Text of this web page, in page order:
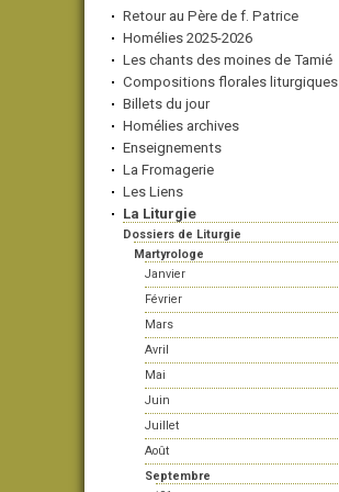
Retour au Père de f. Patrice
Homélies 2025-2026
Les chants des moines de Tamié
Compositions florales liturgiques
Billets du jour
Homélies archives
Enseignements
La Fromagerie
Les Liens
La Liturgie
Dossiers de Liturgie
Martyrologe
Janvier
Février
Mars
Avril
Mai
Juin
Juillet
Août
Septembre